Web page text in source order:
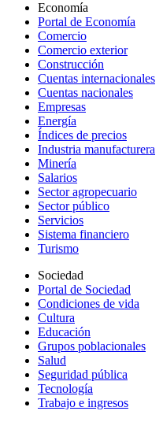
Economía
Portal de Economía
Comercio
Comercio exterior
Construcción
Cuentas internacionales
Cuentas nacionales
Empresas
Energía
Índices de precios
Industria manufacturera
Minería
Salarios
Sector agropecuario
Sector público
Servicios
Sistema financiero
Turismo
Sociedad
Portal de Sociedad
Condiciones de vida
Cultura
Educación
Grupos poblacionales
Salud
Seguridad pública
Tecnología
Trabajo e ingresos